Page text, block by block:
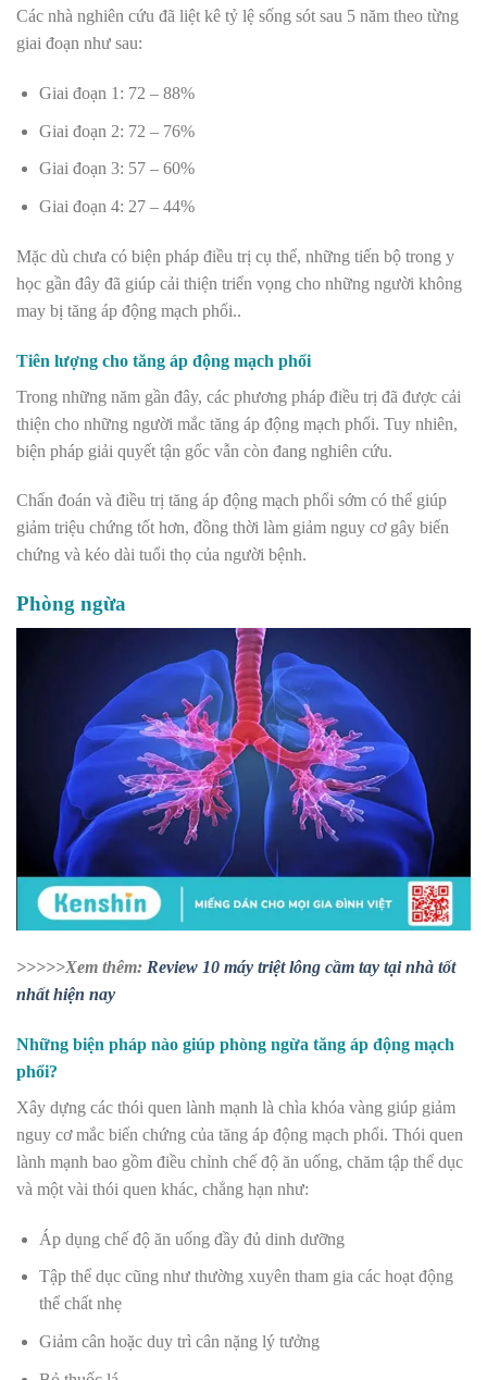
Các nhà nghiên cứu đã liệt kê tỷ lệ sống sót sau 5 năm theo từng
giai đoạn như sau:
Giai đoạn 1: 72 – 88%
Giai đoạn 2: 72 – 76%
Giai đoạn 3: 57 – 60%
Giai đoạn 4: 27 – 44%
Mặc dù chưa có biện pháp điều trị cụ thể, những tiến bộ trong y
học gần đây đã giúp cải thiện triển vọng cho những người không
may bị tăng áp động mạch phổi..
Tiên lượng cho tăng áp động mạch phổi
Trong những năm gần đây, các phương pháp điều trị đã được cải
thiện cho những người mắc tăng áp động mạch phổi. Tuy nhiên,
biện pháp giải quyết tận gốc vẫn còn đang nghiên cứu.
Chẩn đoán và điều trị tăng áp động mạch phổi sớm có thể giúp
giảm triệu chứng tốt hơn, đồng thời làm giảm nguy cơ gây biến
chứng và kéo dài tuổi thọ của người bệnh.
Phòng ngừa
>>>>>Xem thêm: Review 10 máy triệt lông cầm tay tại nhà tốt
nhất hiện nay
Những biện pháp nào giúp phòng ngừa tăng áp động mạch
phổi?
Xây dựng các thói quen lành mạnh là chìa khóa vàng giúp giảm
nguy cơ mắc biến chứng của tăng áp động mạch phổi. Thói quen
lành mạnh bao gồm điều chỉnh chế độ ăn uống, chăm tập thể dục
và một vài thói quen khác, chẳng hạn như:
Áp dụng chế độ ăn uống đầy đủ dinh dưỡng
Tập thể dục cũng như thường xuyên tham gia các hoạt động
thể chất nhẹ
Giảm cân hoặc duy trì cân nặng lý tưởng